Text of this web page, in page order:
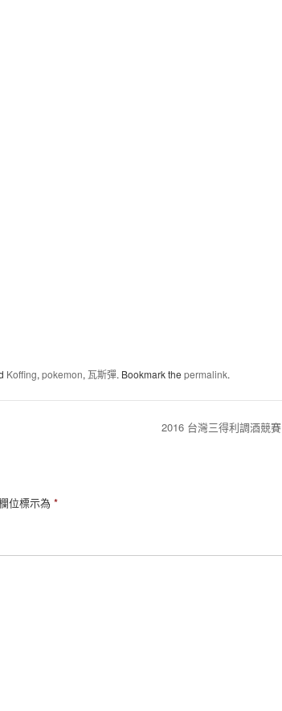
Koffing, pokemon, 瓦斯彈. Bookmark the permalink.
2016 台灣三得利調酒競賽
位標示為 *